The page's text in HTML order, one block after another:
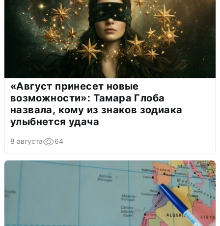
«Август принесет новые
возможности»: Тамара Глоба
назвала, кому из знаков зодиака
улыбнется удача
8 августа 64